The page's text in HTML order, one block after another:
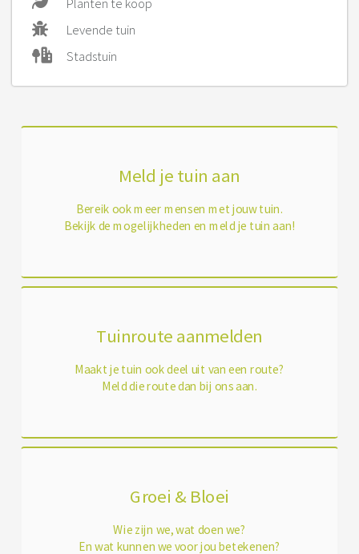
Levende tuin
Stadstuin
Meld je tuin aan
Bereik ook meer mensen met jouw tuin.
Bekijk de mogelijkheden en meld je tuin aan!
Tuinroute aanmelden
Maakt je tuin ook deel uit van een route?
Meld die route dan bij ons aan.
Groei & Bloei
Wie zijn we, wat doen we?
En wat kunnen we voor jou betekenen?